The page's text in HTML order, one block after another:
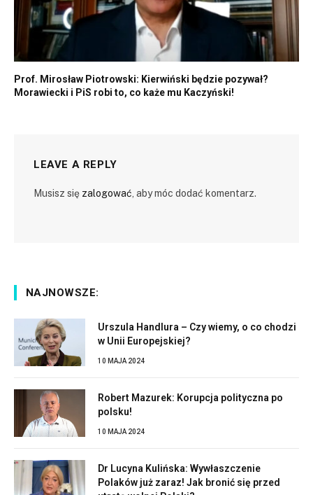
Prof. Mirosław Piotrowski: Kierwiński będzie pozywał?
Morawiecki i PiS robi to, co każe mu Kaczyński!
LEAVE A REPLY
Musisz się zalogować , aby móc dodać komentarz.
NAJNOWSZE:
Urszula Handlura – Czy wiemy, o co chodzi
w Unii Europejskiej?
10 MAJA 2024
Robert Mazurek: Korupcja polityczna po
polsku!
10 MAJA 2024
Dr Lucyna Kulińska: Wywłaszczenie
Polaków już zaraz! Jak bronić się przed